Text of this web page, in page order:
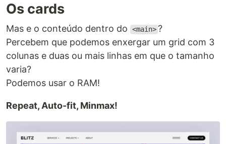
Os cards
Mas e o conteúdo dentro do <main> ?
Percebem que podemos enxergar um grid com 3
colunas e duas ou mais linhas em que o tamanho
varia?
Podemos usar o RAM!
Repeat, Auto-fit, Minmax!